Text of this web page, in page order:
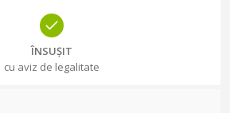
ÎNSUȘIT
cu aviz de legalitate